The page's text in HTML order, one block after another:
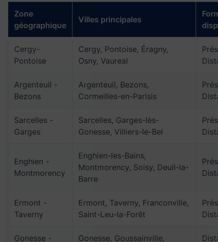
Zone
géographique
Villes principales
Cergy-
Pontoise
Cergy, Pontoise, Éragny,
Osny, Vaureal
Argenteuil -
Bezons
Argenteuil, Bezons,
Cormeilles-en-Parisis
Sarcelles -
Garges
Sarcelles, Garges-lès-
Gonesse, Villiers-le-Bel
Enghien -
Montmorency
Enghien-les-Bains,
Montmorency, Soisy, Deuil-la-
Barre
Ermont -
Taverny
Ermont, Taverny, Franconville,
Saint-Leu-la-Forêt
Gonesse - Gonesse, Goussainville,